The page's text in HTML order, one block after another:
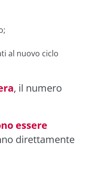
al nuovo ciclo
, il numero
essere
direttamente